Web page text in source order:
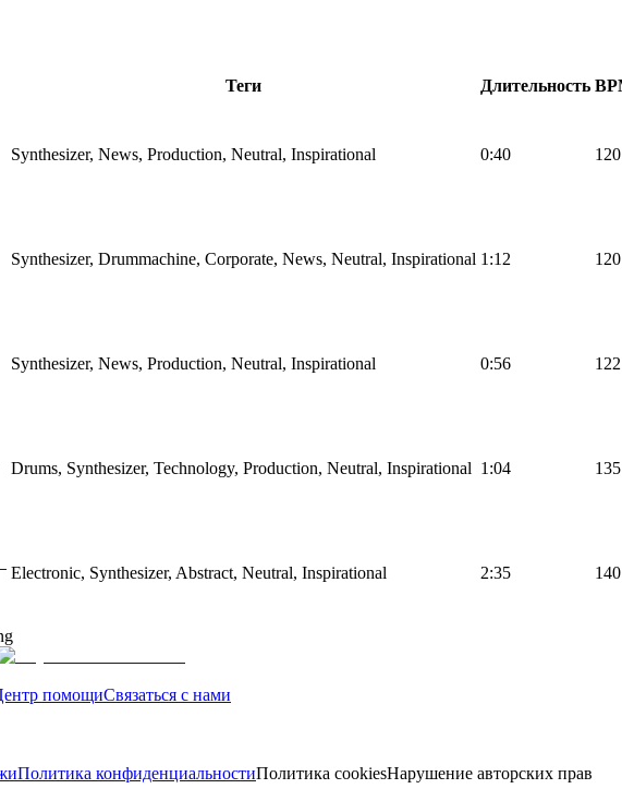
Теги Длительность
Synthesizer, News, Production, Neutral, Inspirational 0:40 120
Synthesizer, Drummachine, Corporate, News, Neutral, Inspirational 1:12 120
Synthesizer, News, Production, Neutral, Inspirational 0:56 122
Drums, Synthesizer, Technology, Production, Neutral, Inspirational 1:04 135
Electronic, Synthesizer, Abstract, Neutral, Inspirational 2:35 140
помощиСвязаться с нами
Политика конфиденциальностиПолитика cookiesНарушение авторских прав